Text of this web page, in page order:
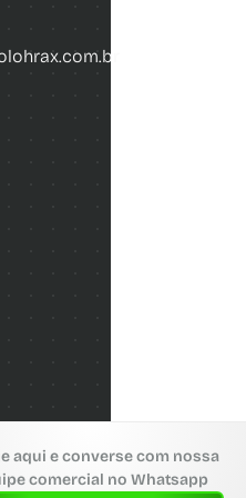
aqui e converse com nossa
comercial no Whatsapp